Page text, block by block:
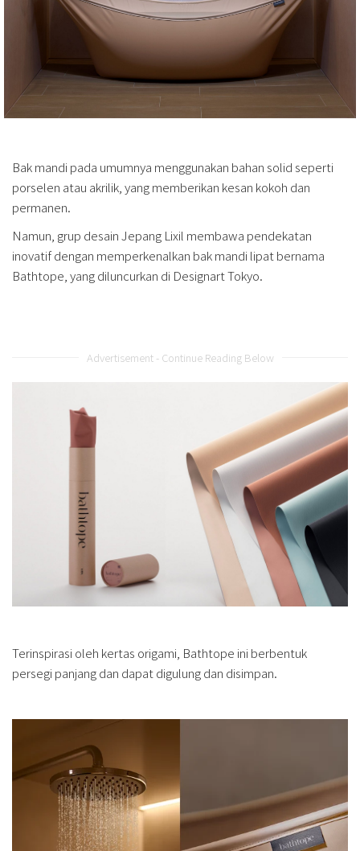
Bak mandi pada umumnya menggunakan bahan solid seperti
porselen atau akrilik, yang memberikan kesan kokoh dan
permanen.
Namun, grup desain Jepang Lixil membawa pendekatan
inovatif dengan memperkenalkan bak mandi lipat bernama
Bathtope, yang diluncurkan di Designart Tokyo.
Advertisement - Continue Reading Below
Terinspirasi oleh kertas origami, Bathtope ini berbentuk
persegi panjang dan dapat digulung dan disimpan.